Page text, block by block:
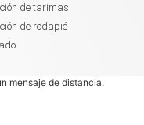
de tarimas
de rodapié
mensaje de distancia.